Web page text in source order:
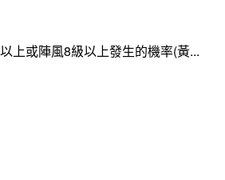
上或陣風8級以上發生的機率(黃...